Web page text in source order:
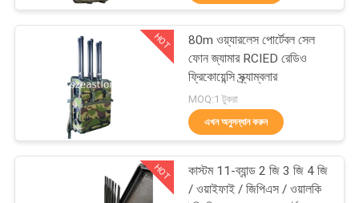
সম্পর্কে
মান
পোর্টেবল সেল ফোন জ্যামার
89
38
HOT
80m ওয়্যারলেস পোর্টেবল সেল
ফোন জ্যামার RCIED রেডিও
ফ্রিকোয়েন্সি স্ক্র্যাম্বলার
MOQ:1 টুকরা
এখন অনুসন্ধান করুন
HOT
কাস্টম 11-ব্যান্ড 2 জি 3 জি 4 জি
/ ওয়াইফাই / জিপিএস / ওয়ালকি